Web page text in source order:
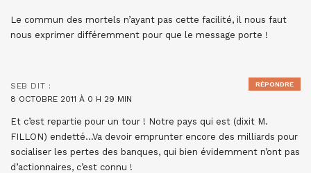
Le commun des mortels n’ayant pas cette facilité, il nous faut
nous exprimer différemment pour que le message porte !
SEB DIT :
8 OCTOBRE 2011 À 0 H 29 MIN
Et c’est repartie pour un tour ! Notre pays qui est (dixit M.
FILLON) endetté…Va devoir emprunter encore des milliards pour
socialiser les pertes des banques, qui bien évidemment n’ont pas
d’actionnaires, c’est connu !
RÉPONDRE